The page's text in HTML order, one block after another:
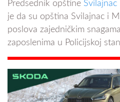
Predsednik opštine
je da su opština Svilajnac i
poslova zajedničkim
zaposlenima u Policijskoj